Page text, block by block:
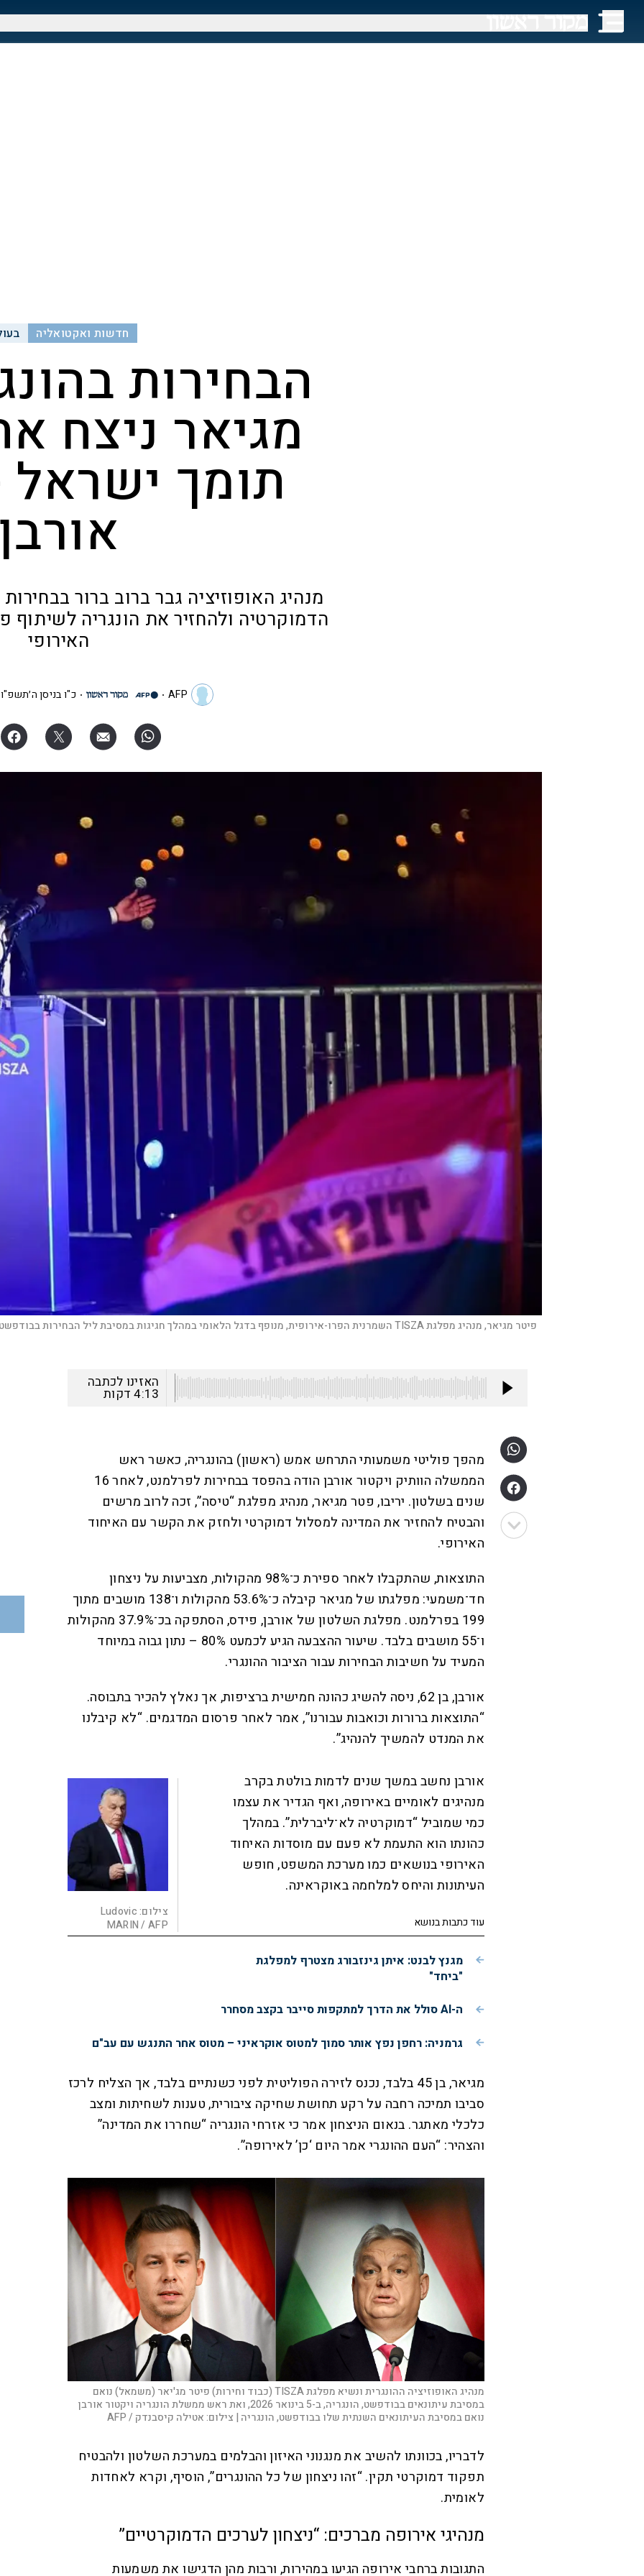
חדשות ואקטואליה
הבחירות
מגיאר ניצח
תומך ישראל
אורבן
מנהיג האופוזיציה גבר ברוב ברור
הדמוקרטיה ולהחזיר את הונגריה לשיתוף
האירופי
AFP כ"ו בניסן ה׳תשפ"ו
פיטר מגיאר, מנהיג מפלגת TISZA השמרנית הפרו-אירופית, מנופף בדגל הלאומי במהלך חגיגות במסיבת ליל הבחירות בבודפשט לאחר הבחירות הכלליות בהונגריה |
האזינו לכתבה
4:13דקות
מהפך פוליטי משמעותי התרחש אמש (ראשון) בהונגריה, כאשר ראש
הממשלה הוותיק ויקטור אורבן הודה בהפסד בבחירות לפרלמנט, לאחר 16
שנים בשלטון. יריבו, פטר מגיאר, מנהיג מפלגת “טיסה”, זכה לרוב מרשים
והבטיח להחזיר את המדינה למסלול דמוקרטי ולחזק את הקשר עם האיחוד
האירופי.
התוצאות, שהתקבלו לאחר ספירת כ־98% מהקולות, מצביעות על ניצחון
חד־משמעי: מפלגתו של מגיאר קיבלה כ־53.6% מהקולות ו־138 מושבים מתוך
199 בפרלמנט. מפלגת השלטון של אורבן, פידס, הסתפקה בכ־37.9% מהקולות
ו־55 מושבים בלבד. שיעור ההצבעה הגיע לכמעט 80% – נתון גבוה במיוחד
המעיד על חשיבות הבחירות עבור הציבור ההונגרי.
אורבן, בן 62, ניסה להשיג כהונה חמישית ברציפות, אך נאלץ להכיר בתבוסה.
“התוצאות ברורות וכואבות עבורנו”, אמר לאחר פרסום המדגמים. “לא קיבלנו
את המנדט להמשיך להנהיג”.
צילום:Ludovic
MARIN / AFP
אורבן נחשב במשך שנים לדמות בולטת בקרב
מנהיגים לאומיים באירופה, ואף הגדיר את עצמו
כמי שמוביל “דמוקרטיה לא־ליברלית”. במהלך
כהונתו הוא התעמת לא פעם עם מוסדות האיחוד
האירופי בנושאים כמו מערכת המשפט, חופש
העיתונות והיחס למלחמה באוקראינה.
עוד כתבות בנושא
מגנץ לבנט: איתן גינזבורג מצטרף למפלגת
"ביחד"
ה-AI סולל את הדרך למתקפות סייבר בקצב מסחרר
גרמניה: רחפן נפץ אותר סמוך למטוס אוקראיני – מטוס אחר התנגש עם עב"ם
מגיאר, בן 45 בלבד, נכנס לזירה הפוליטית לפני כשנתיים בלבד, אך הצליח לרכז
סביבו תמיכה רחבה על רקע תחושת שחיקה ציבורית, טענות לשחיתות ומצב
כלכלי מאתגר. בנאום הניצחון אמר כי אזרחי הונגריה “שחררו את המדינה”
והצהיר: “העם ההונגרי אמר היום ‘כן’ לאירופה”.
מנהיג האופוזיציה ההונגרית ונשיא מפלגת TISZA (כבוד וחירות) פיטר מג'יאר (משמאל) נואם
במסיבת עיתונאים בבודפשט, הונגריה, ב-5 בינואר 2026, ואת ראש ממשלת הונגריה ויקטור אורבן
נואם במסיבת העיתונאים השנתית שלו בבודפשט, הונגריה | צילום:אטילה קיסבנדק / AFP
לדבריו, בכוונתו להשיב את מנגנוני האיזון והבלמים במערכת השלטון ולהבטיח
תפקוד דמוקרטי תקין. “זהו ניצחון של כל ההונגרים”, הוסיף, וקרא לאחדות
לאומית.
מנהיגי אירופה מברכים: “ניצחון לערכים הדמוקרטיים”
התגובות ברחבי אירופה הגיעו במהירות, ורבות מהן הדגישו את משמעות